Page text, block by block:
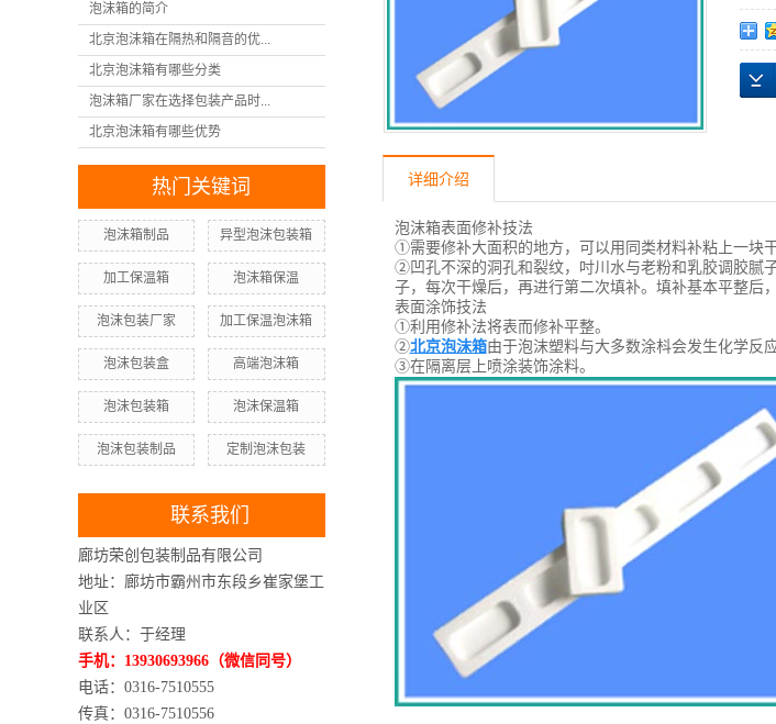
泡沫箱的简介
北京泡沫箱在隔热和隔音的优...
北京泡沫箱有哪些分类
泡沫箱厂家在选择包装产品时...
北京泡沫箱有哪些优势
热门关键词
泡沫箱制品 异型泡沫包装箱
加工保温箱 泡沫箱保温
泡沫包装厂家 加工保温泡沫箱
泡沫包装盒 高端泡沫箱
泡沫包装箱 泡沫保温箱
泡沫包装制品 定制泡沫包装
联系我们
廊坊荣创包装制品有限公司
地址：廊坊市霸州市东段乡崔家堡工
业区
联系人：于经理
手机：13930693966（微信同号）
电话：0316-7510555
传真：0316-7510556
详细介绍
泡沫箱表面修补技法
①需要修补大面积的地方，可以用同类材料补粘上一块
②凹孔不深的洞孔和裂纹，吋川水与老粉和乳胶调胶腻子
子，每次干燥后，再进行第二次填补。填补基本平整后
表面涂饰技法
①利用修补法将表而修补平整。
②北京泡沫箱由于泡沫塑料与大多数涂枓会发生化学反
③在隔离层上喷涂装饰涂料。